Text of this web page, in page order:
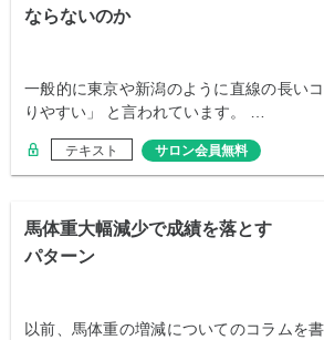
ならないのか
一般的に東京や新潟のように直線の長い
りやすい」 と言われています。 …
テキスト サロン会員無料
馬体重大幅減少で成績を落とす
パターン
以前、馬体重の増減についてのコラムを